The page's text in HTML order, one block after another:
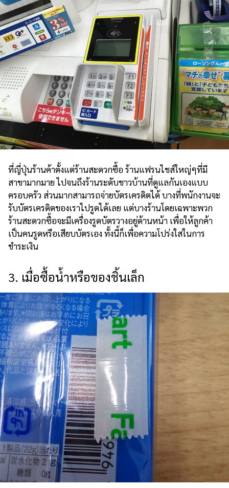
ที่ญี่ปุ่นร้านค้าตั้งแต่ร้านสะดวกซื้อ ร้านแฟรนไชส์ใหญ่ๆที่มี
สาขามากมาย ไปจนถึงร้านระดับชาวบ้านที่ดูแลกันเองแบบ
ครอบครัว ส่วนมากสามารถจ่ายบัตรเครดิตได้ บางที่พนักงานจะ
รับบัตรเครดิตของเราไปรูดได้เลย แต่บางร้านโดยเฉพาะพวก
ร้านสะดวกซื้อจะมีเครื่องรูดบัตรวางอยู่ด้านหน้า เพื่อให้ลูกค้า
เป็นคนรูดหรือเสียบบัตรเอง ทั้งนี้ก็เพื่อความโปร่งใสในการ
ชำระเงิน
3. เมื่อซื้อน้ำหรือของชิ้นเล็ก